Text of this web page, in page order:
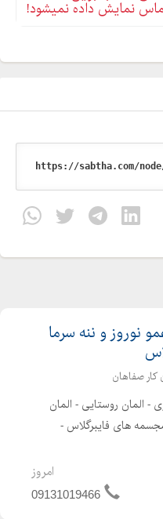
نمایش داده نمیشود!
نوروز و ننه سرما
کار صفاهان
- المان روستایی - المان
های فایبرگلاس -
- مجسمه های شهری طراحی و
المان های شهری، روستایی و
امروز
09131019466